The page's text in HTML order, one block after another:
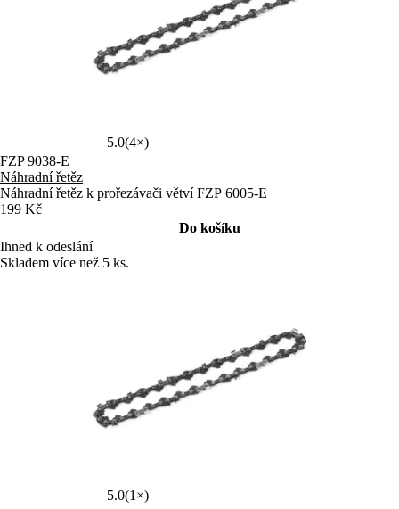
5.0(4×)
FZP 9038-E
Náhradní řetěz
Náhradní řetěz k prořezávači větví FZP 6005-E
199 Kč
Do košíku
Ihned k odeslání
Skladem více než 5 ks.
5.0(1×)